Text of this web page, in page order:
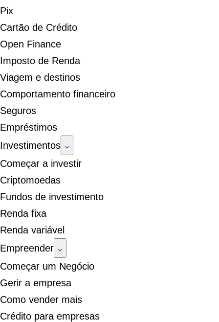
Pix
Cartão de Crédito
Open Finance
Imposto de Renda
Viagem e destinos
Comportamento financeiro
Seguros
Empréstimos
Investimentos
Começar a investir
Criptomoedas
Fundos de investimento
Renda fixa
Renda variável
Empreender
Começar um Negócio
Gerir a empresa
Como vender mais
Crédito para empresas